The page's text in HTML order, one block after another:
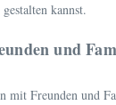
kannst.
und
mit Freunden und